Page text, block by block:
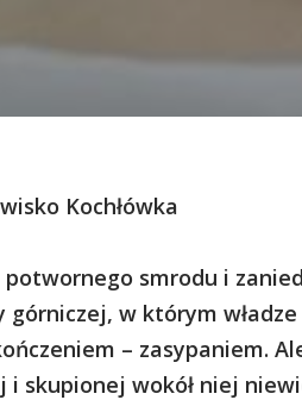
Kochłówka
potwornego smrodu i
górniczej, w którym
– zasypaniem.
i skupionej wokół niej